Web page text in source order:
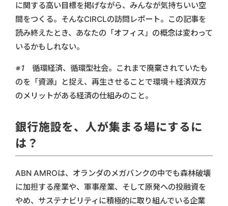
に関する高い目標を掲げながら、みんなが気持ちいい空
間をつくる。そんなCIRCLの訪問レポート。この記事を
読み終えたとき、あなたの「オフィス」の概念は変わって
いるかもしれない。
※1 循環経済、循環型社会。これまで廃棄されていたも
のを「資源」と捉え、再生させることで環境＋経済双方
のメリットがある経済の仕組みのこと。
銀行施設を、人が集まる場にするに
は？
ABN AMROは、オランダのメガバンクの中でも森林破壊
に加担する産業や、軍事産業、そして原発への投融資を
やめ、サステナビリティに積極的に取り組んでいる企業